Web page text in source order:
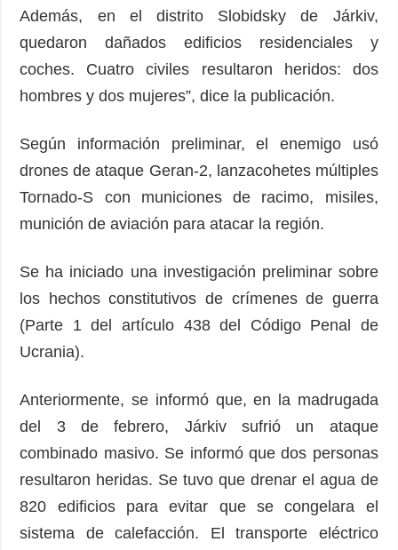
Además, en el distrito Slobidsky de Járkiv,
quedaron dañados edificios residenciales y
coches. Cuatro civiles resultaron heridos: dos
hombres y dos mujeres”, dice la publicación.
Según información preliminar, el enemigo usó
drones de ataque Geran-2, lanzacohetes múltiples
Tornado-S con municiones de racimo, misiles,
munición de aviación para atacar la región.
Se ha iniciado una investigación preliminar sobre
los hechos constitutivos de crímenes de guerra
(Parte 1 del artículo 438 del Código Penal de
Ucrania).
Anteriormente, se informó que, en la madrugada
del 3 de febrero, Járkiv sufrió un ataque
combinado masivo. Se informó que dos personas
resultaron heridas. Se tuvo que drenar el agua de
820 edificios para evitar que se congelara el
sistema de calefacción. El transporte eléctrico